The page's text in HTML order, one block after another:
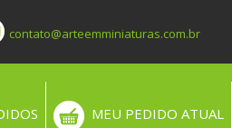
contato@arteemminiaturas.com.br
MEU PEDIDO ATUAL